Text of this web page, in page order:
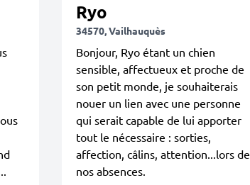
Ryo
34570, Vailhauquès
Bonjour, Ryo étant un chien
sensible, affectueux et proche de
son petit monde, je souhaiterais
nouer un lien avec une personne
qui serait capable de lui apporter
tout le nécessaire : sorties,
affection, câlins, attention...lors de
nos absences.